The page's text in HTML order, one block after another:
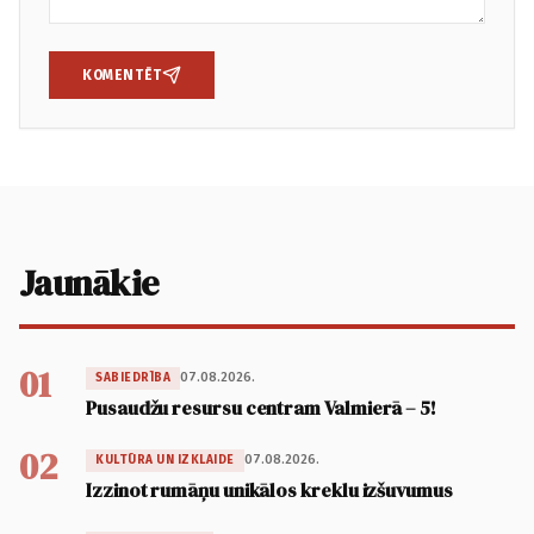
KOMENTĒT
Jaunākie
01 SABIEDRĪBA 07.08.2026.
Pusaudžu resursu centram Valmierā – 5!
02 KULTŪRA UN IZKLAIDE 07.08.2026.
Izzinot rumāņu unikālos kreklu izšuvumus